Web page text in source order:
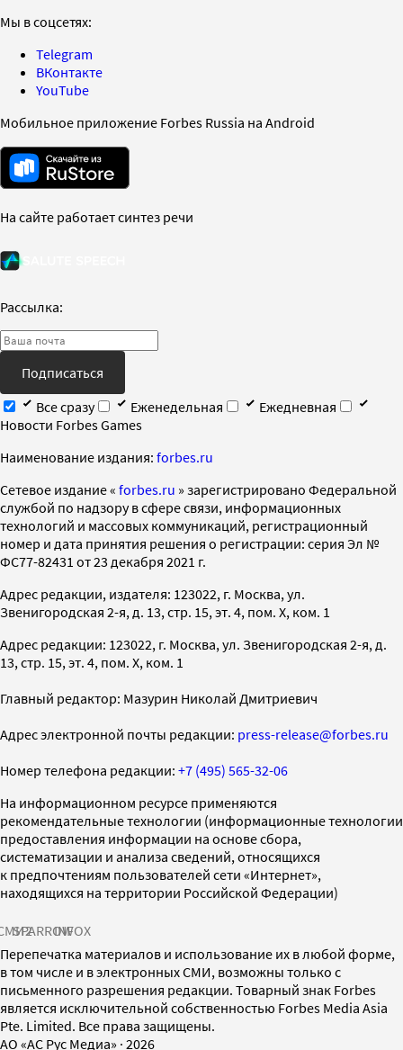
Мы в соцсетях:
Telegram
ВКонтакте
YouTube
Мобильное приложение Forbes Russia на Android
На сайте работает синтез речи
Рассылка:
Подписаться
Все сразу
Еженедельная
Ежедневная
Новости Forbes Games
Наименование издания: forbes.ru
Cетевое издание « forbes.ru » зарегистрировано Федеральной
службой по надзору в сфере связи, информационных
технологий и массовых коммуникаций, регистрационный
номер и дата принятия решения о регистрации: серия Эл №
ФС77-82431 от 23 декабря 2021 г.
Адрес редакции, издателя: 123022, г. Москва, ул.
Звенигородская 2-я, д. 13, стр. 15, эт. 4, пом. X, ком. 1
Адрес редакции: 123022, г. Москва, ул. Звенигородская 2-я, д.
13, стр. 15, эт. 4, пом. X, ком. 1
Главный редактор: Мазурин Николай Дмитриевич
Адрес электронной почты редакции: press-release@forbes.ru
Номер телефона редакции: +7 (495) 565-32-06
На информационном ресурсе применяются
рекомендательные технологии (информационные технологии
предоставления информации на основе сбора,
систематизации и анализа сведений, относящихся
к предпочтениям пользователей сети «Интернет»,
находящихся на территории Российской Федерации)
SPARROWINFOX
Перепечатка материалов и использование их в любой форме,
в том числе и в электронных СМИ, возможны только с
письменного разрешения редакции. Товарный знак Forbes
является исключительной собственностью Forbes Media Asia
Pte. Limited. Все права защищены.
AO «АС Рус Медиа» · 2026